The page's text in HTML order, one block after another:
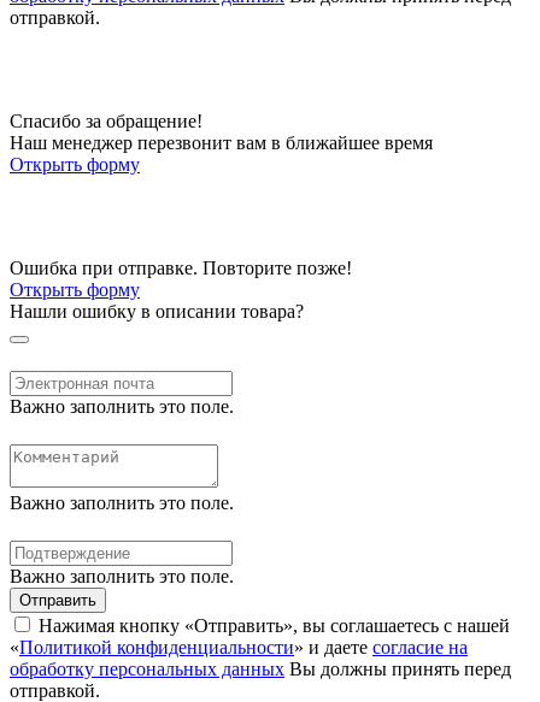
отправкой.
Спасибо за обращение!
Наш менеджер перезвонит вам в ближайшее время
Открыть форму
Ошибка при отправке. Повторите позже!
Открыть форму
Нашли ошибку в описании товара?
Важно заполнить это поле.
Важно заполнить это поле.
Важно заполнить это поле.
Отправить
Нажимая кнопку «Отправить», вы соглашаетесь с нашей
«Политикой конфиденциальности» и даете согласие на
обработку персональных данных Вы должны принять перед
отправкой.